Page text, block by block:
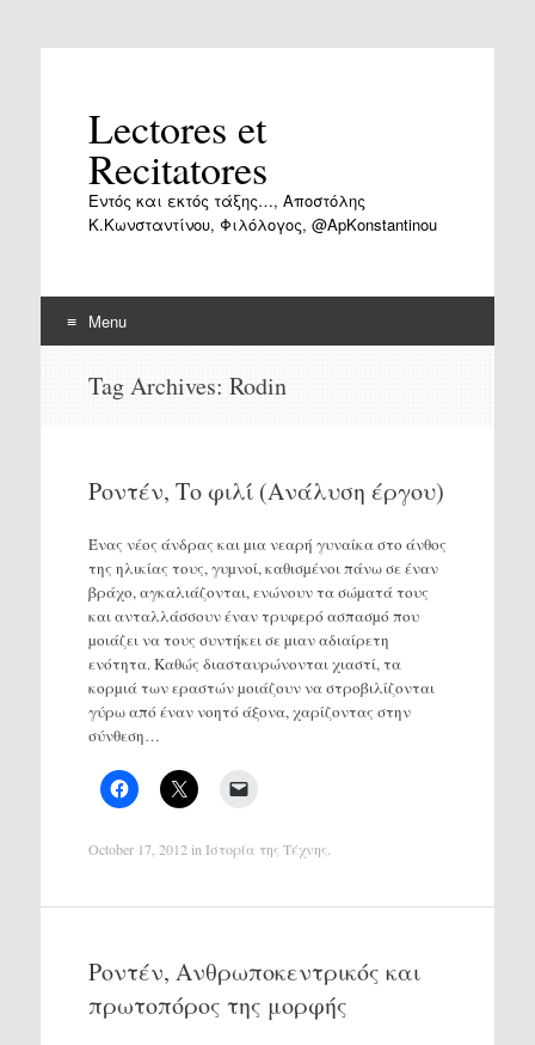
Lectores et
Recitatores
Εντός και εκτός τάξης…, Αποστόλης
Κ.Κωνσταντίνου, Φιλόλογος, @ApKonstantinou
Menu
Tag Archives: Rodin
Ροντέν, Το φιλί (Ανάλυση έργου)
Ένας νέος άνδρας και µια νεαρή γυναίκα στο άνθος
της ηλικίας τους, γυµνοί, καθισµένοι πάνω σε έναν
βράχο, αγκαλιάζονται, ενώνουν τα σώµατά τους
και ανταλλάσσουν έναν τρυφερό ασπασµό που
µοιάζει να τους συντήκει σε µιαν αδιαίρετη
ενότητα. Καθώς διασταυρώνονται χιαστί, τα
κορµιά των εραστών µοιάζουν να στροβιλίζονται
γύρω από έναν νοητό άξονα, χαρίζοντας στην
σύνθεση…
October 17, 2012 in Ιστορία της Τέχνης.
Ροντέν, Ανθρωποκεντρικός και
πρωτοπόρος της μορφής